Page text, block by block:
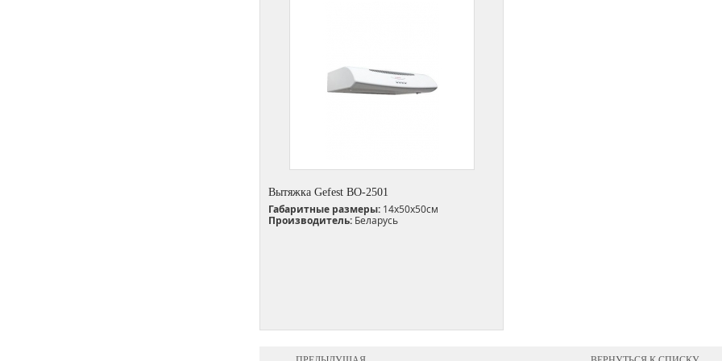
Вытяжка Gefest ВО-2501
Габаритные размеры: 14х50х50см
Производитель: Беларусь